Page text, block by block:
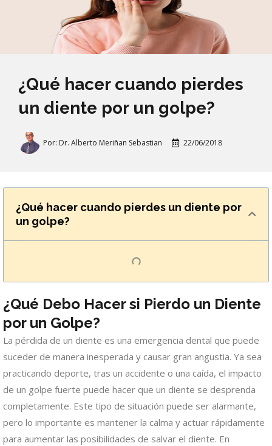
¿Qué hacer cuando pierdes
un diente por un golpe?
Por: Dr. Alberto Meriñan Sebastian 22/06/2018
¿Qué hacer cuando pierdes un diente por
un golpe?
¿Qué Debo Hacer si Pierdo un Diente
por un Golpe?
La pérdida de un diente es una emergencia dental que puede
suceder de manera inesperada y causar gran angustia. Ya sea
practicando deporte, tras un accidente o una caída, el impacto
de un golpe fuerte puede hacer que un diente se desprenda
completamente. Este tipo de situación puede ser alarmante,
pero lo importante es mantener la calma y actuar rápidamente
para aumentar las posibilidades de salvar el diente. En